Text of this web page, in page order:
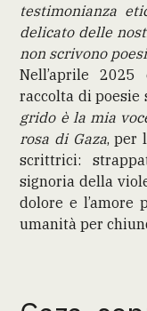
testimonianza
delicato delle
non scrivono
Nell’aprile
raccolta di poesie
grido è la mia
rosa di Gaza, per
scrittrici:
signoria della
dolore e l’amore
umanità per